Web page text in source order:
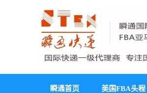
瞬通首页 美国FBA头程